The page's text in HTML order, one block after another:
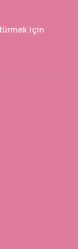
için